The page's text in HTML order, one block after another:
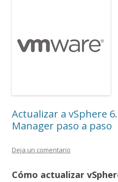
Actualizar a vSphere
Manager paso a paso
Deja un comentario
Cómo actualizar